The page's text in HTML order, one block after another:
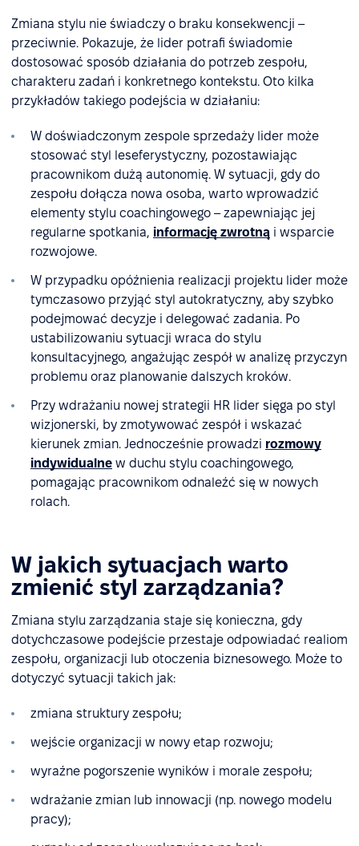
Zmiana stylu nie świadczy o braku konsekwencji –
przeciwnie. Pokazuje, że lider potrafi świadomie
dostosować sposób działania do potrzeb zespołu,
charakteru zadań i konkretnego kontekstu. Oto kilka
przykładów takiego podejścia w działaniu:
W doświadczonym zespole sprzedaży lider może
stosować styl leseferystyczny, pozostawiając
pracownikom dużą autonomię. W sytuacji, gdy do
zespołu dołącza nowa osoba, warto wprowadzić
elementy stylu coachingowego – zapewniając jej
regularne spotkania, informację zwrotną i wsparcie
rozwojowe.
W przypadku opóźnienia realizacji projektu lider może
tymczasowo przyjąć styl autokratyczny, aby szybko
podejmować decyzje i delegować zadania. Po
ustabilizowaniu sytuacji wraca do stylu
konsultacyjnego, angażując zespół w analizę przyczyn
problemu oraz planowanie dalszych kroków.
Przy wdrażaniu nowej strategii HR lider sięga po styl
wizjonerski, by zmotywować zespół i wskazać
kierunek zmian. Jednocześnie prowadzi rozmowy
indywidualne w duchu stylu coachingowego,
pomagając pracownikom odnaleźć się w nowych
rolach.
W jakich sytuacjach warto
zmienić styl zarządzania?
Zmiana stylu zarządzania staje się konieczna, gdy
dotychczasowe podejście przestaje odpowiadać realiom
zespołu, organizacji lub otoczenia biznesowego. Może to
dotyczyć sytuacji takich jak:
zmiana struktury zespołu;
wejście organizacji w nowy etap rozwoju;
wyraźne pogorszenie wyników i morale zespołu;
wdrażanie zmian lub innowacji (np. nowego modelu
pracy);